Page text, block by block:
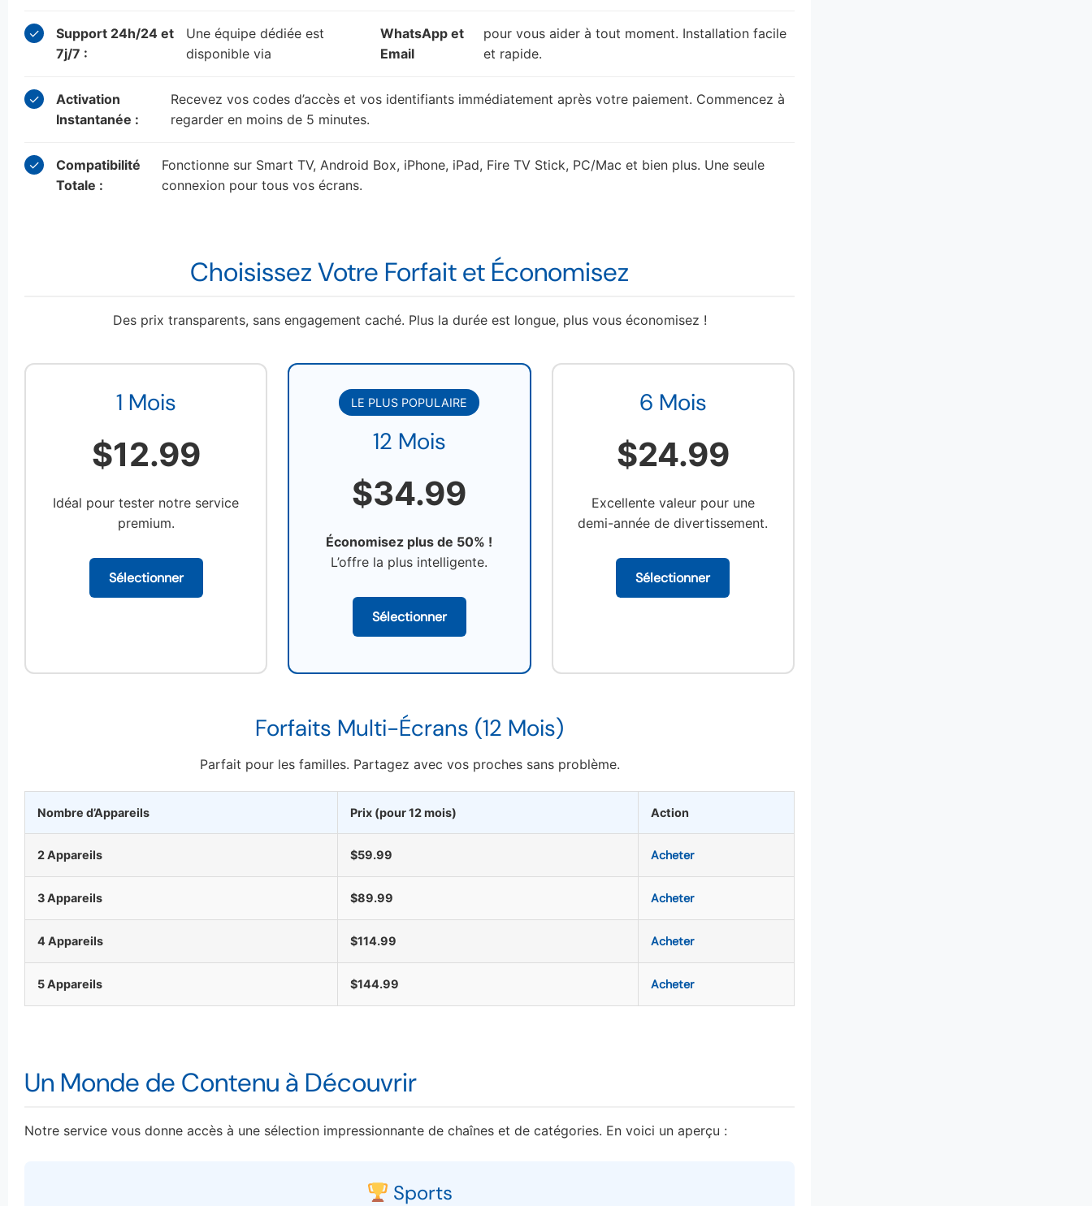
✓
Support 24h/24 et
7j/7 :
Une équipe dédiée est
disponible via
WhatsApp et
Email
pour vous aider à tout moment. Installation facile
et rapide.
✓
Activation
Instantanée :
Recevez vos codes d’accès et vos identifiants immédiatement après votre paiement. Commencez à
regarder en moins de 5 minutes.
✓
Compatibilité
Totale :
Fonctionne sur Smart TV, Android Box, iPhone, iPad, Fire TV Stick, PC/Mac et bien plus. Une seule
connexion pour tous vos écrans.
Choisissez Votre Forfait et Économisez
Des prix transparents, sans engagement caché. Plus la durée est longue, plus vous économisez !
1 Mois
$12.99
Idéal pour tester notre service
premium.
Sélectionner
LE PLUS POPULAIRE
12 Mois
$34.99
Économisez plus de 50% !
L’offre la plus intelligente.
Sélectionner
6 Mois
$24.99
Excellente valeur pour une
demi-année de divertissement.
Sélectionner
Forfaits Multi-Écrans (12 Mois)
Parfait pour les familles. Partagez avec vos proches sans problème.
Nombre d’Appareils Prix (pour 12 mois) Action
2 Appareils $59.99 Acheter
3 Appareils $89.99 Acheter
4 Appareils $114.99 Acheter
5 Appareils $144.99 Acheter
Un Monde de Contenu à Découvrir
Notre service vous donne accès à une sélection impressionnante de chaînes et de catégories. En voici un aperçu :
Sports